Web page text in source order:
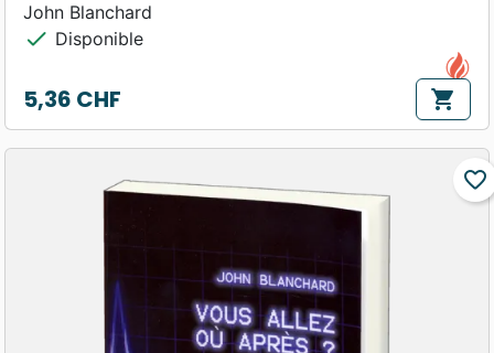
John Blanchard
check Disponible
Prix
5,36 CHF shopping_cart
favorite_border